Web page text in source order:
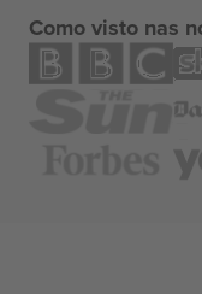
Como visto nas